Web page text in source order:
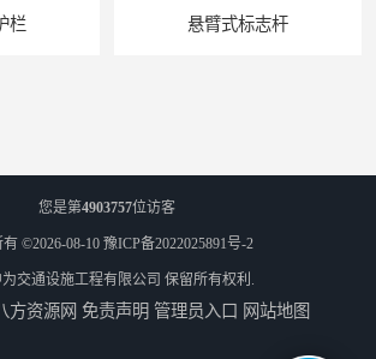
杆 F型悬臂式交通标志杆
您是第4903757位访客
©2026-08-10 豫ICP备2022025891号-2
交通设施工程有限公司 保留所有权利.
方资源网 免责声明 管理员入口 网站地图